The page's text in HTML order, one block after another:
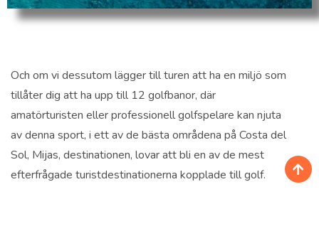
Och om vi dessutom lägger till turen att ha en miljö som
tillåter dig att ha upp till 12 golfbanor, där
amatörturisten eller professionell golfspelare kan njuta
av denna sport, i ett av de bästa områdena på Costa del
Sol, Mijas, destinationen, lovar att bli en av de mest
efterfrågade turistdestinationerna kopplade till golf.